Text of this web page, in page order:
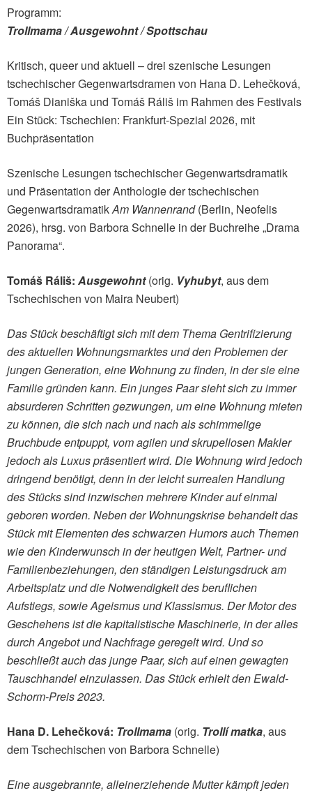
Programm:
Trollmama / Ausgewohnt / Spottschau
Kritisch, queer und aktuell – drei szenische Lesungen
tschechischer Gegenwartsdramen von Hana D. Lehečková,
Tomáš Dianiška und Tomáš Ráliš im Rahmen des Festivals
Ein Stück: Tschechien: Frankfurt-Spezial 2026, mit
Buchpräsentation
Szenische Lesungen tschechischer Gegenwartsdramatik
und Präsentation der Anthologie der tschechischen
GegenwartsdramatikAm Wannenrand(Berlin, Neofelis
2026), hrsg. von Barbora Schnelle in der Buchreihe „Drama
Panorama“.
Tomáš Ráliš: Ausgewohnt(orig. Vyhubyt, aus dem
Tschechischen von Maira Neubert)
Das Stück beschäftigt sich mit dem Thema Gentrifizierung
des aktuellen Wohnungsmarktes und den Problemen der
jungen Generation, eine Wohnung zu finden, in der sie eine
Familie gründen kann. Ein junges Paar sieht sich zu immer
absurderen Schritten gezwungen, um eine Wohnung mieten
zu können, die sich nach und nach als schimmelige
Bruchbude entpuppt, vom agilen und skrupellosen Makler
jedoch als Luxus präsentiert wird. Die Wohnung wird jedoch
dringend benötigt, denn in der leicht surrealen Handlung
des Stücks sind inzwischen mehrere Kinder auf einmal
geboren worden. Neben der Wohnungskrise behandelt das
Stück mit Elementen des schwarzen Humors auch Themen
wie den Kinderwunsch in der heutigen Welt, Partner- und
Familienbeziehungen, den ständigen Leistungsdruck am
Arbeitsplatz und die Notwendigkeit des beruflichen
Aufstiegs, sowie Ageismus und Klassismus. Der Motor des
Geschehens ist die kapitalistische Maschinerie, in der alles
durch Angebot und Nachfrage geregelt wird. Und so
beschließt auch das junge Paar, sich auf einen gewagten
Tauschhandel einzulassen. Das Stück erhielt den Ewald-
Schorm-Preis 2023.
Hana D. Lehečková: Trollmama (orig. Trollí matka, aus
dem Tschechischen von Barbora Schnelle)
Eine ausgebrannte, alleinerziehende Mutter kämpft jeden